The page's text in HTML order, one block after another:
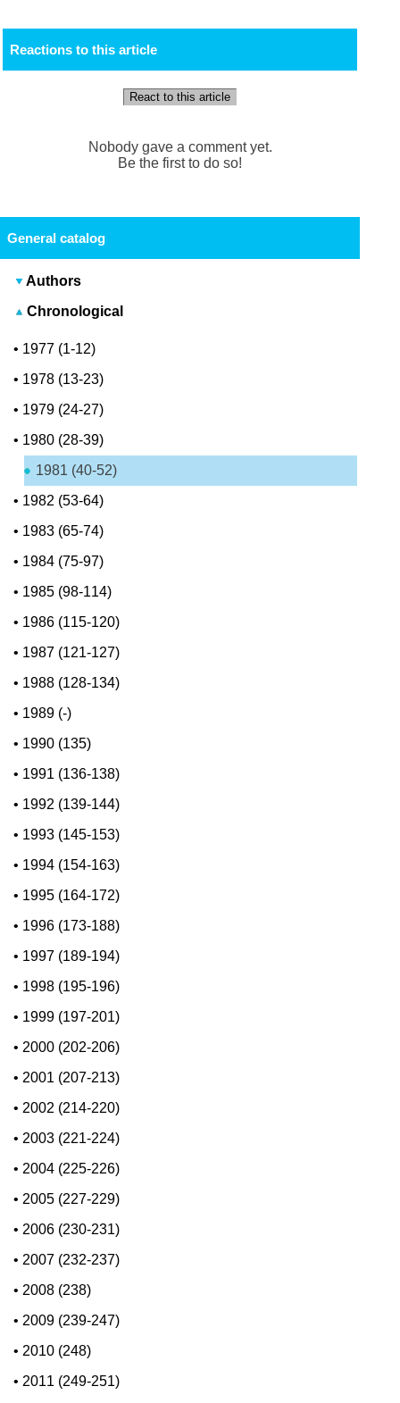
Reactions to this article
React to this article
Nobody gave a comment yet.
Be the first to do so!
General catalog
Authors
Chronological
• 1977 (1-12)
• 1978 (13-23)
• 1979 (24-27)
• 1980 (28-39)
1981 (40-52)
• 1982 (53-64)
• 1983 (65-74)
• 1984 (75-97)
• 1985 (98-114)
• 1986 (115-120)
• 1987 (121-127)
• 1988 (128-134)
• 1989 (-)
• 1990 (135)
• 1991 (136-138)
• 1992 (139-144)
• 1993 (145-153)
• 1994 (154-163)
• 1995 (164-172)
• 1996 (173-188)
• 1997 (189-194)
• 1998 (195-196)
• 1999 (197-201)
• 2000 (202-206)
• 2001 (207-213)
• 2002 (214-220)
• 2003 (221-224)
• 2004 (225-226)
• 2005 (227-229)
• 2006 (230-231)
• 2007 (232-237)
• 2008 (238)
• 2009 (239-247)
• 2010 (248)
• 2011 (249-251)